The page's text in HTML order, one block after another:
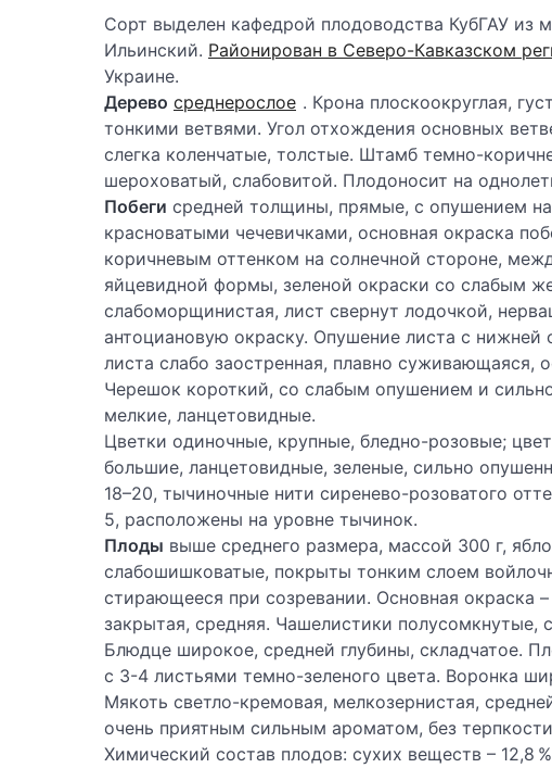
Сорт выделен кафедрой плодоводства КубГАУ из
Ильинский. Районирован в Северо-Кавказском
Украине.
Дерево среднерослое . Крона плоскоокруглая,
тонкими ветвями. Угол отхождения основных
слегка коленчатые, толстые. Штамб темно-
шероховатый, слабовитой. Плодоносит на
Побеги средней толщины, прямые, с опушением
красноватыми чечевичками, основная окраска
коричневым оттенком на солнечной стороне,
яйцевидной формы, зеленой окраски со слабым
слабоморщинистая, лист свернут лодочкой,
антоциановую окраску. Опушение листа с
листа слабо заостренная, плавно суживающаяся,
Черешок короткий, со слабым опушением и
мелкие, ланцетовидные.
Цветки одиночные, крупные, бледно-розовые;
большие, ланцетовидные, зеленые, сильно
18–20, тычиночные нити сиренево-розоватого
5, расположены на уровне тычинок.
Плоды выше среднего размера, массой 300 г,
слабошишковатые, покрыты тонким слоем
стирающееся при созревании. Основная окраска
закрытая, средняя. Чашелистики полусомкнутые,
Блюдце широкое, средней глубины, складчатое.
с 3-4 листьями темно-зеленого цвета. Воронка
Мякоть светло-кремовая, мелкозернистая,
очень приятным сильным ароматом, без
Химический состав плодов: сухих веществ – 12,8